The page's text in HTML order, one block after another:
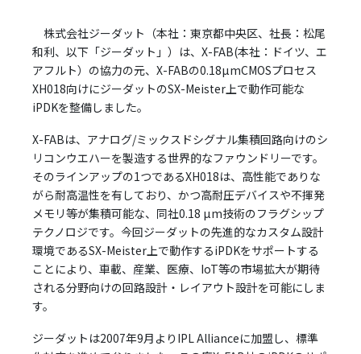
株式会社ジーダット（本社：東京都中央区、社長：松尾
和利、以下「ジーダット」）は、X-FAB(本社：ドイツ、エ
アフルト）の協力の元、X-FABの0.18µmCMOSプロセス
XH018向けにジーダットのSX-Meister上で動作可能な
iPDKを整備しました。
X-FABは、アナログ/ミックスドシグナル集積回路向けのシ
リコンウエハーを製造する世界的なファウンドリーです。
そのラインアップの1つであるXH018は、高性能でありな
がら耐高温性を有しており、かつ高耐圧デバイスや不揮発
メモリ等が集積可能な、同社0.18 µm技術のフラグシップ
テクノロジです。今回ジーダットの先進的なカスタム設計
環境であるSX-Meister上で動作するiPDKをサポートする
ことにより、車載、産業、医療、IoT等の市場拡大が期待
される分野向けの回路設計・レイアウト設計を可能にしま
す。
ジーダットは2007年9月よりIPL Allianceに加盟し、標準